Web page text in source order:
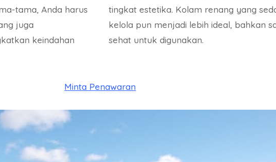
tama, Anda harus
juga
keindahan
tingkat estetika. Kolam renang yang
kelola pun menjadi lebih ideal, bahkan
sehat untuk digunakan.
Minta Penawaran